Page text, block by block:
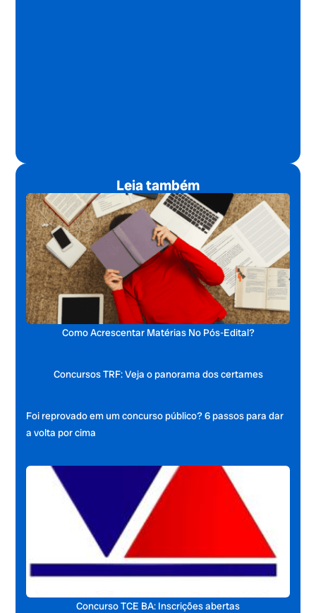
Leia também
Como Acrescentar Matérias No Pós-Edital?
Concursos TRF: Veja o panorama dos certames
Foi reprovado em um concurso público? 6 passos para dar
a volta por cima
Concurso TCE BA: Inscrições abertas